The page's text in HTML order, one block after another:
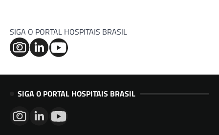
SIGA O PORTAL HOSPITAIS BRASIL
SIGA O PORTAL HOSPITAIS BRASIL